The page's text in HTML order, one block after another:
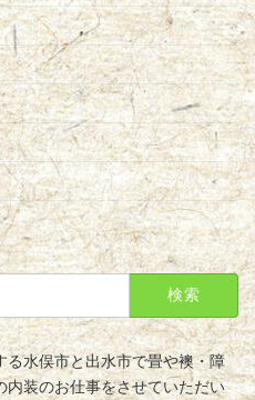
水俣市と出水市で畳や襖・障
装のお仕事をさせていただい